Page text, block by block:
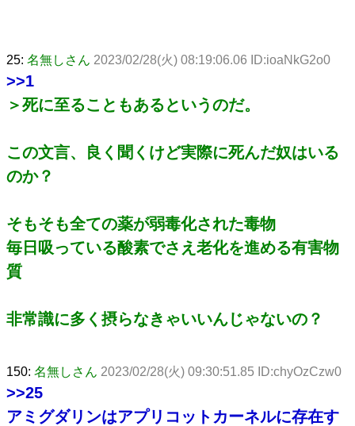
25: 名無しさん 2023/02/28(火) 08:19:06.06 ID:ioaNkG2o0
>>1
＞死に至ることもあるというのだ。
この文言、良く聞くけど実際に死んだ奴はいる
のか？
そもそも全ての薬が弱毒化された毒物
毎日吸っている酸素でさえ老化を進める有害物
質
非常識に多く摂らなきゃいいんじゃないの？
150: 名無しさん 2023/02/28(火) 09:30:51.85 ID:chyOzCzw0
>>25
アミグダリンはアプリコットカーネルに存在す